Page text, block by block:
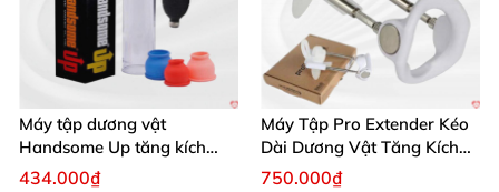
Máy tập dương vật
Handsome Up tăng kích
thước hiệu quả nhanh
434.000₫
Máy Tập Pro Extender Kéo
Dài Dương Vật Tăng Kích
Thước Hiệu Quả
750.000₫